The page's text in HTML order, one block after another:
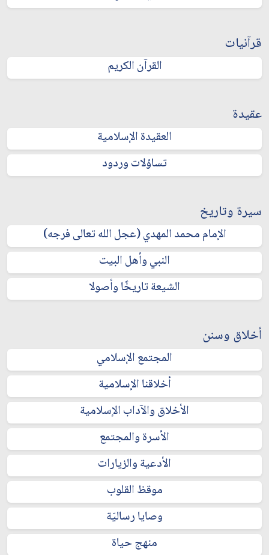
قرآنيات
القرآن الكريم
عقيدة
العقيدة الإسلامية
تساؤلات وردود
سيرة وتاريخ
الإمام محمد المهدي (عجل الله تعالى فرجه)
النبي وأهل البيت
الشيعة تاريخًا وأصولا
أخلاق وسنن
المجتمع الإسلامي
أخلاقنا الإسلامية
الأخلاق والآداب الإسلامية
الأسرة والمجتمع
الأدعية والزيارات
موقظ القلوب
وصايا رساليّة
منهج حياة